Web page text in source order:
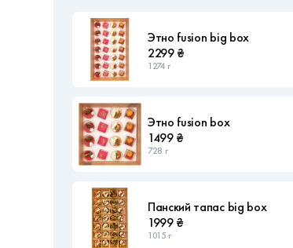
Этно fusion big box
2299 ₴
1274 г
Этно fusion box
1499 ₴
728 г
Панский тапас big box
1999 ₴
1015 г